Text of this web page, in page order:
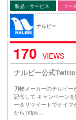
製品・サービス ツー
ナルビー
170 VIEWS
ナルビー公式
刃物メーカーのナルビ
記念して キャンペーン
ー＆リツイートでナイ
から https…